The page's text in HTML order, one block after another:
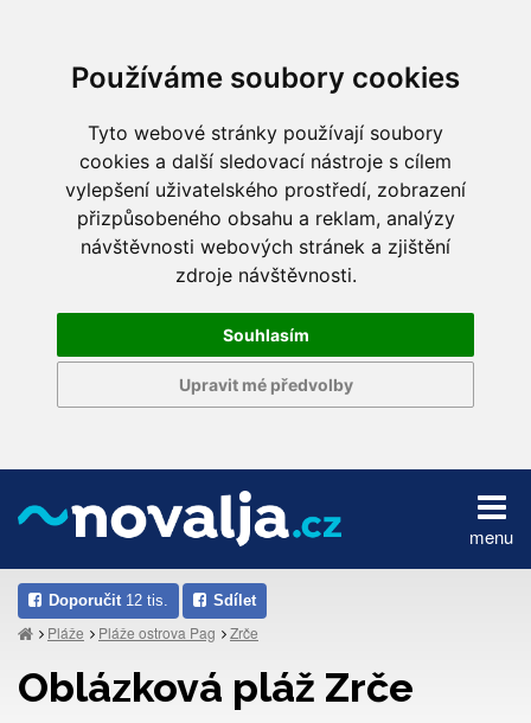
Používáme soubory cookies
Tyto webové stránky používají soubory
cookies a další sledovací nástroje s cílem
vylepšení uživatelského prostředí, zobrazení
přizpůsobeného obsahu a reklam, analýzy
návštěvnosti webových stránek a zjištění
zdroje návštěvnosti.
Souhlasím
Upravit mé předvolby
menu
Doporučit 12 tis. Sdílet
Pláže Pláže ostrova Pag Zrče
Oblázková pláž Zrče